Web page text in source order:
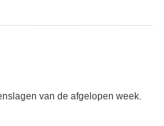
van de afgelopen week.